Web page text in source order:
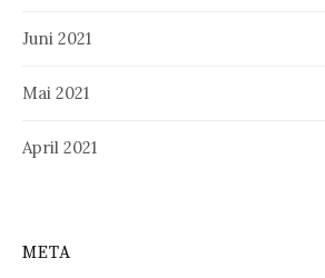
Juni 2021
Mai 2021
April 2021
META